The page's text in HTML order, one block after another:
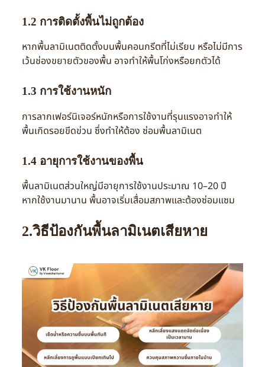
1.2 การติดตั้งพื้นไม่ถูกต้อง
หากพื้นลามิเนตติดตั้งบนพื้นคอนกรีตที่ไม่เรียบ หรือไม่มีการ
เว้นช่องขยายตัวของพื้น อาจทำให้พื้นโก่งหรือยกตัวได้
1.3 การใช้งานหนัก
การลากเฟอร์นิเจอร์หนักหรือการใช้งานที่รุนแรงอาจทำให้
พื้นเกิดรอยขีดข่วน ซึ่งทำให้ต้อง ซ่อมพื้นลามิเนต
1.4 อายุการใช้งานของพื้น
พื้นลามิเนตส่วนใหญ่มีอายุการใช้งานประมาณ 10–20 ปี
หากใช้งานมานาน พื้นอาจเริ่มเสื่อมสภาพและต้องซ่อมแซม
2.วิธีป้องกันพื้นลามิเนตเสียหาย